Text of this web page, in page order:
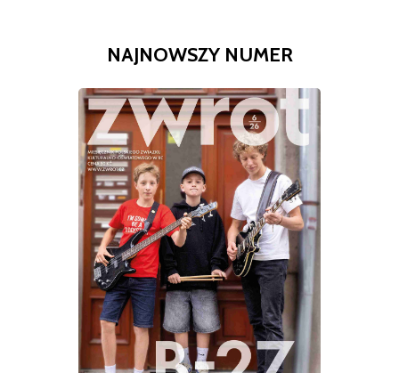
NAJNOWSZY NUMER